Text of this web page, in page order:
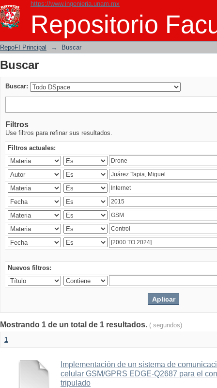
https://www.ingenieria.unam.mx
Repositorio
Buscar
RepoFI Principal → Buscar
Buscar
Buscar:
Filtros
Use filtros para refinar sus resultados.
Filtros actuales:
Nuevos filtros:
Mostrando 1 de un total de 1 resultados. ( segundos)
1
Implementación de un sistema de
celular GSM/GPRS EDGE-Q2687 para el
tripulado